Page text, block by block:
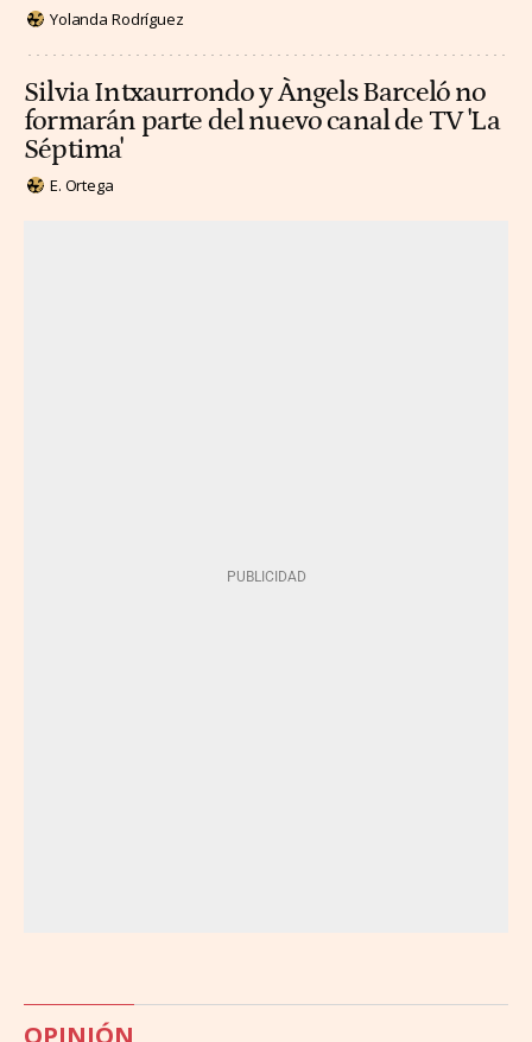
Yolanda Rodríguez
Silvia Intxaurrondo y Àngels Barceló no
formarán parte del nuevo canal de TV 'La
Séptima'
E. Ortega